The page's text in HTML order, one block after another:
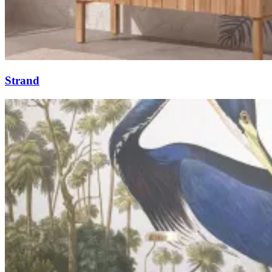
Strand